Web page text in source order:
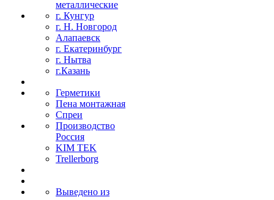
металлические
г. Кунгур
г. Н. Новгород
Алапаевск
г. Екатеринбург
г. Нытва
г.Казань
Герметики
Пена монтажная
Спреи
Производство
Россия
KIM TEK
Trellerborg
Выведено из